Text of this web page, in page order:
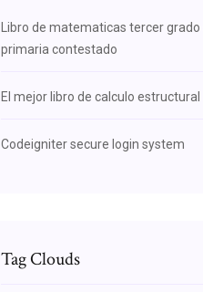
Libro de matematicas tercer grado
primaria contestado
El mejor libro de calculo estructural
Codeigniter secure login system
Tag Clouds